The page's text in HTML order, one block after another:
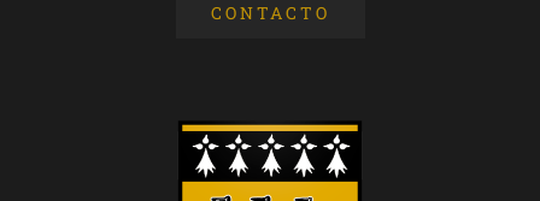
CONTACTO